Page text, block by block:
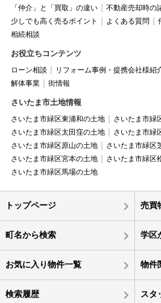
「仲介」と「買取」の違い
不動産売却時の
少しでも高く売るポイント
よくある質問
相続相談
お役立ちコンテンツ
ローン相談 リフォーム事例・提携会社様紹
解体事業
街情報
さいたま市土地情報
さいたま市緑区東浦和の土地
さいたま市緑
さいたま市緑区太田窪の土地
さいたま市緑
さいたま市緑区原山の土地
さいたま市緑区
さいたま市緑区宮本の土地
さいたま市緑区
さいたま市緑区馬場の土地
トップページ 売買
町名から検索 学区
お気に入り物件一覧 物件
検索履歴 スタ